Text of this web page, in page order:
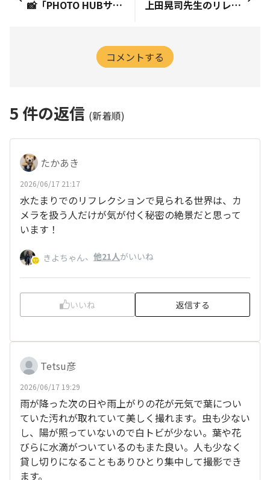
📸「PHOTO HUBサポーター」4期生 決定！🎉
上田晃司先生のリレー日記
コメントする
5 件の返信 (新着順)
たかあき
2026/06/17 21:17
水たまりでのリフレクションで見られる世界は、カ
メラを扱う人だけが気が付く秘密の絶景だと思って
います！
きよちゃん、 他21人がいいね
いいね 返信する
Tetsu彦
2026/06/17 19:29
雨が降った次の日や雨上がりの花が元気で葉につい
ていた汚れが取れていて美しく撮れます。虫も少ない
し、陽が照っていないので白トビが少ない。葉や花
びらに水滴がついているのもまた良い。人も少なく
貸し切りになることもありひとり集中して撮影でき
ます。